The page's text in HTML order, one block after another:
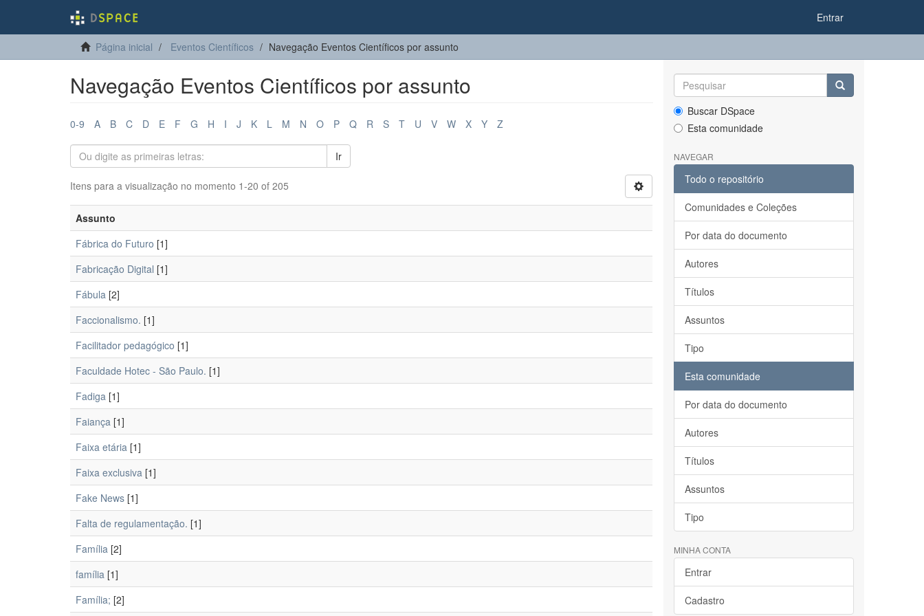
Entrar
Página inicial Eventos Científicos Navegação Eventos Científicos por assunto
Navegação Eventos Científicos por assunto
0-9 A B C D E F G H I J K L M N O P Q R S T U V W X Y Z
Ir
Itens para a visualização no momento 1-20 of 205
Assunto
Fábrica do Futuro [1]
Fabricação Digital [1]
Fábula [2]
Faccionalismo. [1]
Facilitador pedagógico [1]
Faculdade Hotec - São Paulo. [1]
Fadiga [1]
Faiança [1]
Faixa etária [1]
Faixa exclusiva [1]
Fake News [1]
Falta de regulamentação. [1]
Família [2]
família [1]
Família; [2]
Buscar DSpace
Esta comunidade
NAVEGAR
Todo o repositório
Comunidades e Coleções
Por data do documento
Autores
Títulos
Assuntos
Tipo
Esta comunidade
Por data do documento
Autores
Títulos
Assuntos
Tipo
MINHA CONTA
Entrar
Cadastro